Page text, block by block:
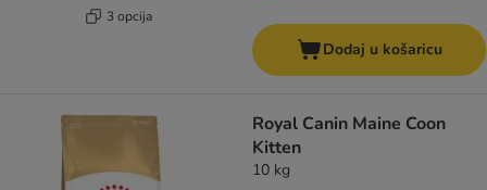
3 opcija
Dodaj u košaricu
Royal Canin Maine Coon
Kitten
10 kg